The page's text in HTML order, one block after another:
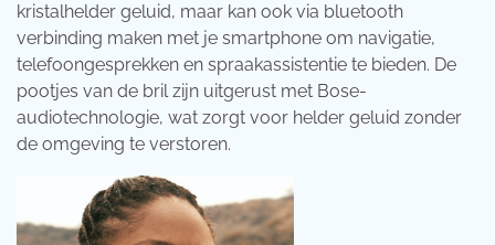
kristalhelder geluid, maar kan ook via bluetooth
verbinding maken met je smartphone om navigatie,
telefoongesprekken en spraakassistentie te bieden. De
pootjes van de bril zijn uitgerust met Bose-
audiotechnologie, wat zorgt voor helder geluid zonder
de omgeving te verstoren.